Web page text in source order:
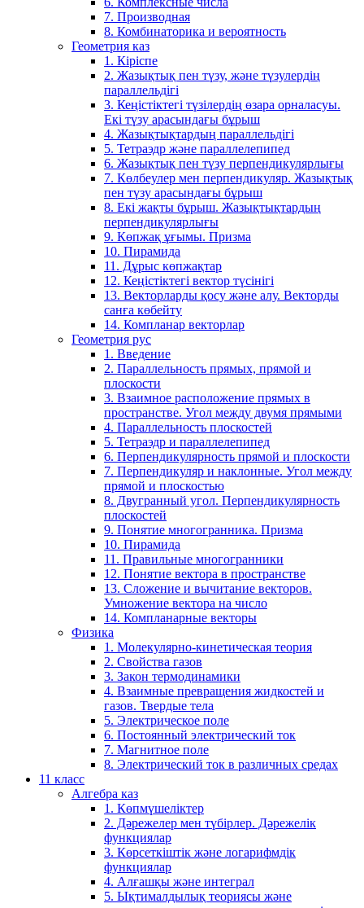
7. Производная
8. Комбинаторика и вероятность
Геометрия каз
1. Кіріспе
2. Жазықтық пен түзу, және түзулердің
параллельдігі
3. Кеңістіктегі түзілердің өзара орналасуы.
Екі түзу арасындағы бұрыш
4. Жазықтықтардың параллельдігі
5. Тетраэдр және параллелепипед
6. Жазықтық пен түзу перпендикулярлығы
7. Көлбеулер мен перпендикуляр. Жазықтық
пен түзу арасындағы бұрыш
8. Екі жақты бұрыш. Жазықтықтардың
перпендикулярлығы
9. Көпжақ ұғымы. Призма
10. Пирамида
11. Дұрыс көпжақтар
12. Кеңістіктегі вектор түсінігі
13. Векторларды қосу және алу. Векторды
санға көбейту
14. Компланар векторлар
Геометрия рус
1. Введение
2. Параллельность прямых, прямой и
плоскости
3. Взаимное расположение прямых в
пространстве. Угол между двумя прямыми
4. Параллельность плоскостей
5. Тетраэдр и параллелепипед
6. Перпендикулярность прямой и плоскости
7. Перпендикуляр и наклонные. Угол между
прямой и плоскостью
8. Двугранный угол. Перпендикулярность
плоскостей
9. Понятие многогранника. Призма
10. Пирамида
11. Правильные многогранники
12. Понятие вектора в пространстве
13. Сложение и вычитание векторов.
Умножение вектора на число
14. Компланарные векторы
Физика
1. Молекулярно-кинетическая теория
2. Свойства газов
3. Закон термодинамики
4. Взаимные превращения жидкостей и
газов. Твердые тела
5. Электрическое поле
6. Постоянный электрический ток
7. Магнитное поле
8. Электрический ток в различных средах
11 класс
Алгебра каз
1. Көпмүшеліктер
2. Дәрежелер мен түбірлер. Дәрежелік
функциялар
3. Көрсеткіштік және логарифмдік
функциялар
4. Алғашқы және интеграл
5. Ықтималдылық теориясы және